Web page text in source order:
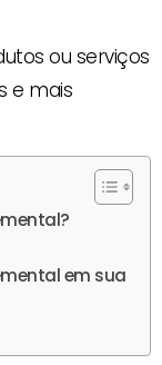
ou serviços
e mais
em sua